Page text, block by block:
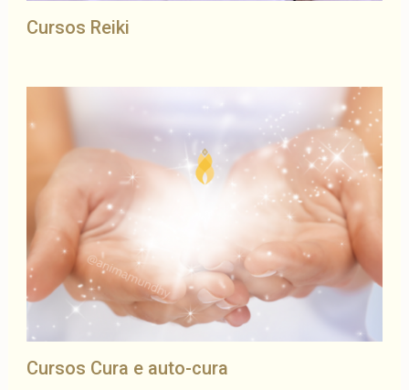
Cursos Reiki
Cursos Cura e auto-cura